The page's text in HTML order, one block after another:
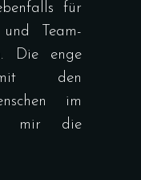
für
und Team-
Die enge
mit den
im
mir die